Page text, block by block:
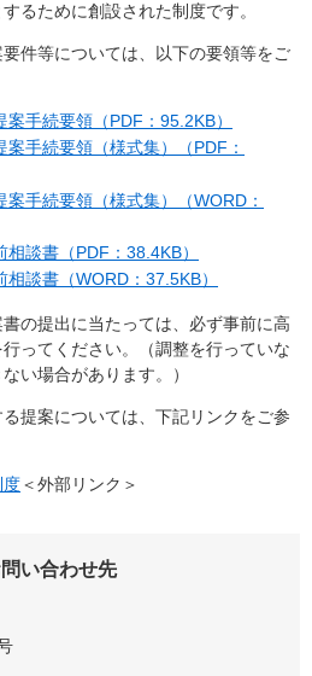
るために創設された制度です。
件等については、以下の要領等をご
手続要領（PDF：95.2KB）
手続要領（様式集）（PDF：
手続要領（様式集）（WORD：
談書（PDF：38.4KB）
談書（WORD：37.5KB）
の提出に当たっては、必ず事前に高
ってください。（調整を行っていな
い場合があります。）
提案については、下記リンクをご参
度＜外部リンク＞
い合わせ先